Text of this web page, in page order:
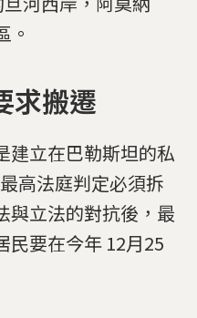
。
求搬遷
建立在巴勒斯坦的私
高法庭判定必須拆
與立法的對抗後，最
民要在今年 12月25